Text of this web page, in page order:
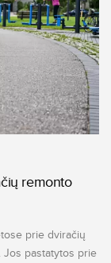
remonto
prie dviračių
pastatytos prie